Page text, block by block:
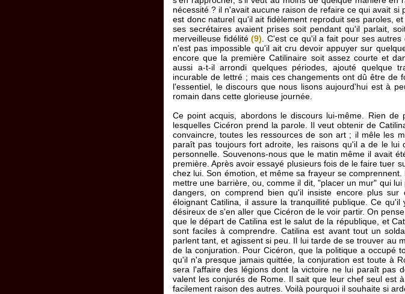
nécessité ? il n'avait aucune raison de refaire ce qui avait
est donc naturel qu'il ait fidèlement reproduit ses paroles,
ses secrétaires avaient prises soit pendant qu'il parlait,
merveilleuse fidélité(9) . C'est ce qu'il a fait pour ses
n'est pas impossible qu'il ait cru devoir appuyer sur
encore que la première Catilinaire soit assez courte et
aussi a-t-il arrondi quelques périodes, ajouté quelque
incurable de lettré ; mais ces changements ont dû être
l'essentiel, le discours que nous lisons aujourd'hui est à
romain dans cette glorieuse journée.
Ce point acquis, abordons le discours lui-même. Rien
lesquelles Cicéron prend la parole. Il veut obtenir de
convaincre, toutes les ressources de son art ; il mêle les
paraît pas toujours fort adroite, les raisons qu'il a de le
personnelle. Souvenons-nous que le matin même il avait
première. Après avoir essayé plusieurs fois de le faire tuer
chez lui. Son émotion, et même sa frayeur se
mettre une barrière, ou, comme il dit, "placer un mur" qui
dangers, on comprend bien qu'il insiste encore plus
éloignant Catilina, il assure la tranquillité publique. Ce
désireux de s'en aller que Cicéron de le voir partir. On
que le départ de Catilina est le salut de la république, et
sont faciles à comprendre. Catilina est avant tout un
parlent tant, et agissent si peu. Il lui tarde de se trouver au
de la conjuration. Pour Cicéron, que la politique a occupé
qu'il n'a presque jamais quittée, la conjuration est toute à
sera l'affaire des légions dont la victoire ne lui paraît pas
valent les conjurés de Rome. Il sait que leur chef seul est
facilement raison des autres. Voilà pourquoi il souhaite si